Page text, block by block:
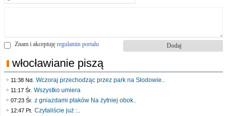
Znam i akceptuję regulamin portalu
włocławianie piszą
11:38 Nd. Wczoraj przechodząc przez park na Słodowie..
11:17 Śr. Wszystko umiera
07:23 Śr. z gniazdami ptaków Na żytniej obok..
12:47 Pt. Czytaliście już :..